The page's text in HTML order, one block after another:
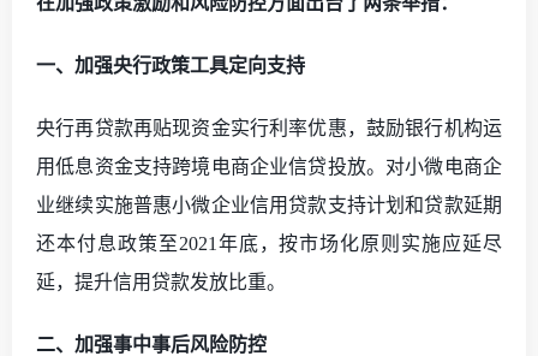
一、加强央行政策工具定向支持
央行再贷款再贴现资金实行利率优惠，鼓励银行机构运
用低息资金支持跨境电商企业信贷投放。对小微电商企
业继续实施普惠小微企业信用贷款支持计划和贷款延期
还本付息政策至2021年底，按市场化原则实施应延尽
延，提升信用贷款发放比重。
二、加强事中事后风险防控